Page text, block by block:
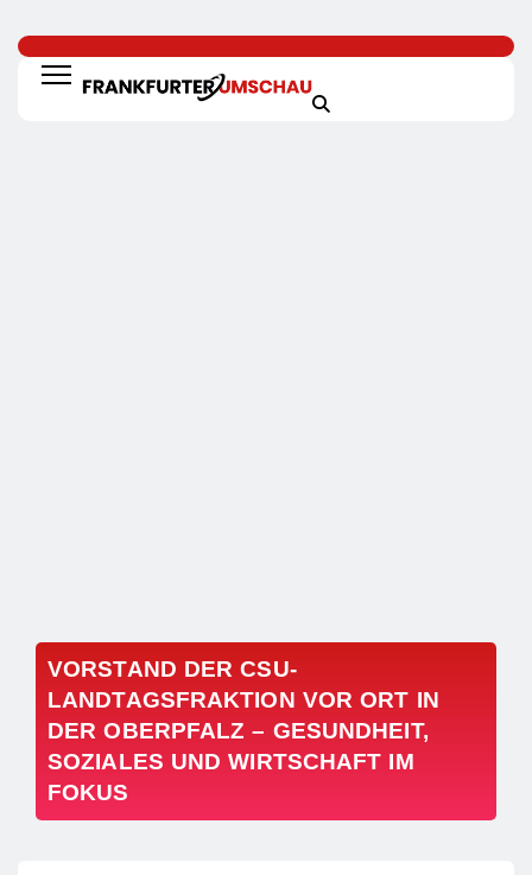
VORSTAND DER CSU-
LANDTAGSFRAKTION VOR ORT IN
DER OBERPFALZ – GESUNDHEIT,
SOZIALES UND WIRTSCHAFT IM
FOKUS